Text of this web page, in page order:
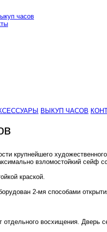
часов
ВЫКУП ЧАСОВ
крупнейшего
взломостойкий
краской.
2-мя способами
восхищения. Дверь